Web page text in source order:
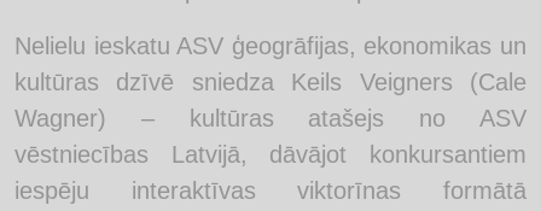
Nelielu ieskatu ASV ģeogrāfijas, ekonomikas un
kultūras dzīvē sniedza Keils Veigners (Cale
Wagner) – kultūras atašejs no ASV
vēstniecības Latvijā, dāvājot konkursantiem
iespēju interaktīvas viktorīnas formātā